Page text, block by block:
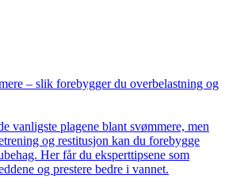
– slik forebygger du overbelastning og
vanligste plagene blant svømmere, men
og restitusjon kan du forebygge
Her får du eksperttipsene som
og prestere bedre i vannet.